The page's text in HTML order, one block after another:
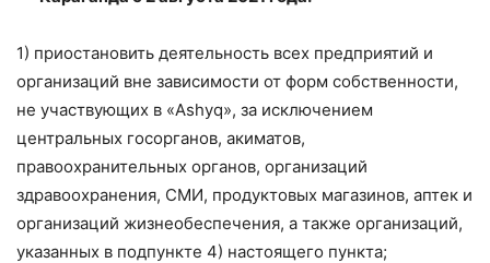
1) приостановить деятельность всех предприятий и
организаций вне зависимости от форм собственности,
не участвующих в «Ashyq», за исключением
центральных госорганов, акиматов,
правоохранительных органов, организаций
здравоохранения, СМИ, продуктовых магазинов, аптек и
организаций жизнеобеспечения, а также организаций,
указанных в подпункте 4) настоящего пункта;